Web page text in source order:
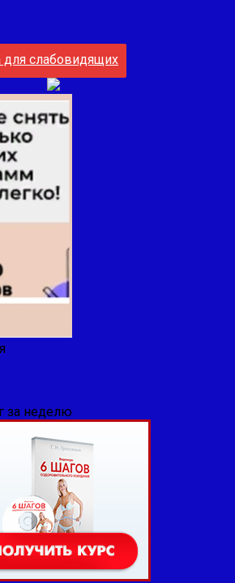
для слабовидящих
за неделю